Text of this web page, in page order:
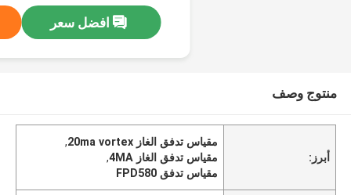
افضل سعر
منتوج وصف
أبرز:
مقياس تدفق الغاز 20ma vortex
,
مقياس تدفق الغاز 4MA
,
مقياس تدفق FPD580